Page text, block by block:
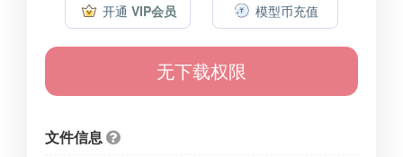
开通 VIP会员 模型币充值
无下载权限
文件信息